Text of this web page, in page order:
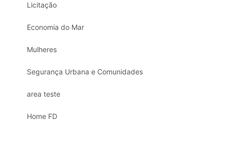
Licitação
Economia do Mar
Mulheres
Segurança Urbana e Comunidades
area teste
Home FD